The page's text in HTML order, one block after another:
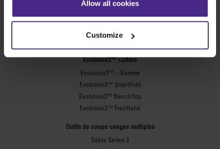
Allow all cookies
Customize
Fabrication d’enseignes
Excalibur 3S
Evolution3™ cutters
Evolution3™ – Gamme
Evolution3™ SmartFold
Evolution3™ BenchTop
Evolution3™ FreeHand
Outils de coupe usages multiples
Sabre Series 2